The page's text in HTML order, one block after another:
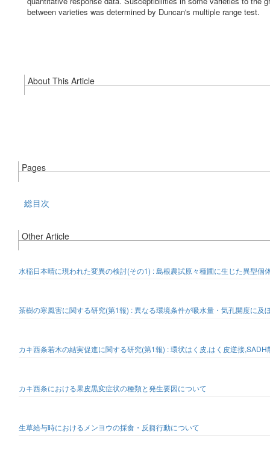
between varieties was determined by Duncan's multiple range test.
About This Article
Pages
総目次
Other Article
水稲日本晴に現われた変異の検討(その1) : 島根農試原々種圃に生じた異型個
茶樹の寒風害に関する研究(第1報) : 異なる環境条件が吸水量・気孔開度に及
カキ西条若木の結実促進に関する研究(第1報) : 環状はく皮,はく皮逆接,SADH
カキ西条における果皮黒変症状の種類と発生要因について
生草給与時におけるメンヨウの採食・反芻行動について